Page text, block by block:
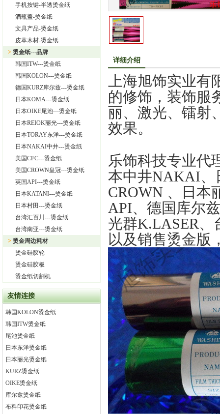
手机按键-半透烫金纸
酒瓶盖-烫金纸
文具产品-烫金纸
皮革木材-烫金纸
> 烫金纸---品牌
韩国ITW---烫金纸
韩国KOLON---烫金纸
德国KURZ库尔兹---烫金纸
日本KOMA---烫金纸
日本OIKE尾池---烫金纸
日本REIOK丽光---烫金纸
日本TORAY东洋---烫金纸
日本NAKAI中井---烫金纸
美国CFC---烫金纸
美国CROWN皇冠---烫金纸
英国API---烫金纸
日本KATANI---烫金纸
日本村田---烫金纸
台湾汇百川---烫金纸
台湾南亚---烫金纸
> 烫金周边耗材
烫金硅胶轮
烫金硅胶板
烫金纸切割机
友情连接
韩国KOLON烫金纸
韩国ITW烫金纸
尾池烫金纸
日本东洋烫金纸
日本丽光烫金纸
KURZ烫金纸
OIKE烫金纸
库尔兹烫金纸
布料印花烫金纸
详细介绍
上海旭饰实业有
的修饰，装饰服
丽、激光、镭射
效果。
乐饰科技专业代
本中井NAKAI、
CROWN 、日本
API、德国库尔兹
光群K.LASER、
以及销售烫金版